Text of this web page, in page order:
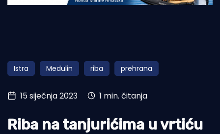
Obala
Otoci
Turizam i nautika
Pomorstvo
Istra Medulin riba prehrana
15 siječnja 2023 1 min. čitanja
Riba na tanjurićima u vrtiću